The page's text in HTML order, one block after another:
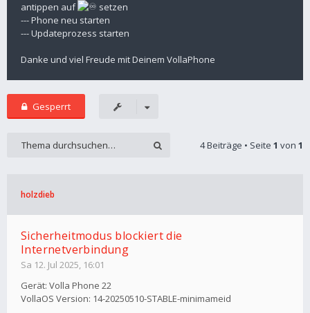
antippen auf
setzen
--- Phone neu starten
--- Updateprozess starten
Danke und viel Freude mit Deinem VollaPhone
Gesperrt
4 Beiträge • Seite 1 von 1
holzdieb
Sicherheitmodus blockiert die
Internetverbindung
Sa 12. Jul 2025, 16:01
Gerät: Volla Phone 22
VollaOS Version: 14-20250510-STABLE-minimameid